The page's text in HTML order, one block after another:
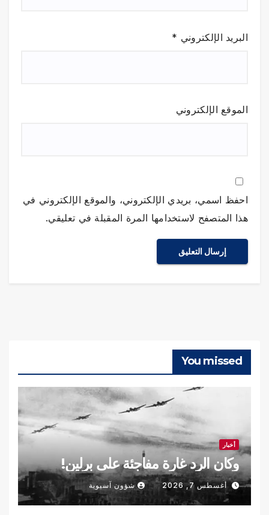
البريد الإلكتروني *
الموقع الإلكتروني
احفظ اسمي، بريدي الإلكتروني، والموقع الإلكتروني في
هذا المتصفح لاستخدامها المرة المقبلة في تعليقي.
You missed
أخبار
وكان الرد غارة مفاجئة على برلين!
أغسطس 7, 2026 شؤون آسيوية